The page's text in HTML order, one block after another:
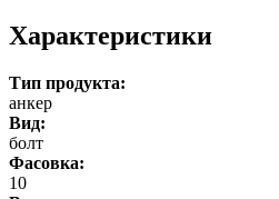
Характеристики
Тип продукта:
анкер
Вид:
болт
Фасовка:
10